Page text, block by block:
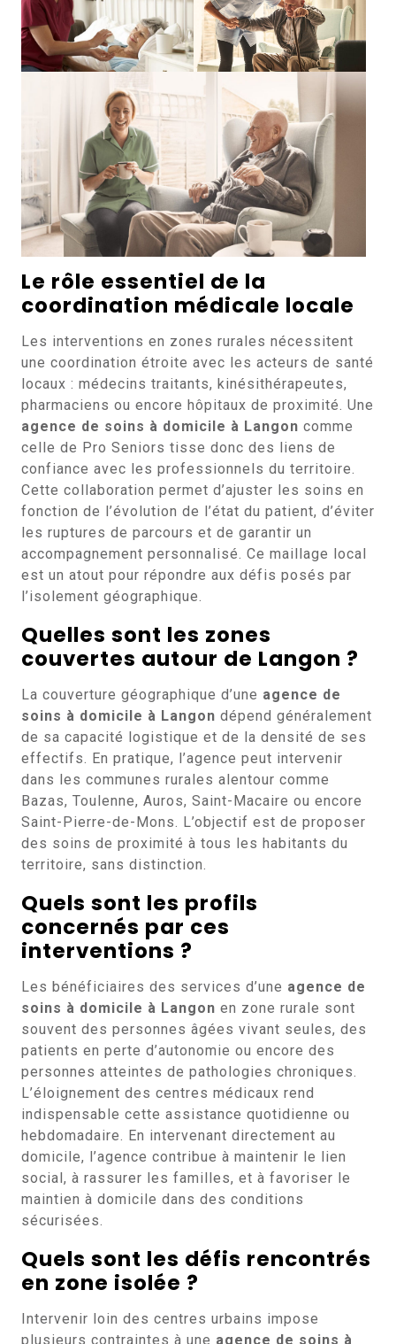
Le rôle essentiel de la
coordination médicale locale
Les interventions en zones rurales nécessitent
une coordination étroite avec les acteurs de santé
locaux : médecins traitants, kinésithérapeutes,
pharmaciens ou encore hôpitaux de proximité. Une
agence de soins à domicile à Langon comme
celle de Pro Seniors tisse donc des liens de
confiance avec les professionnels du territoire.
Cette collaboration permet d’ajuster les soins en
fonction de l’évolution de l’état du patient, d’éviter
les ruptures de parcours et de garantir un
accompagnement personnalisé. Ce maillage local
est un atout pour répondre aux défis posés par
l’isolement géographique.
Quelles sont les zones
couvertes autour de Langon ?
La couverture géographique d’une agence de
soins à domicile à Langon dépend généralement
de sa capacité logistique et de la densité de ses
effectifs. En pratique, l’agence peut intervenir
dans les communes rurales alentour comme
Bazas, Toulenne, Auros, Saint-Macaire ou encore
Saint-Pierre-de-Mons. L’objectif est de proposer
des soins de proximité à tous les habitants du
territoire, sans distinction.
Quels sont les profils
concernés par ces
interventions ?
Les bénéficiaires des services d’une agence de
soins à domicile à Langon en zone rurale sont
souvent des personnes âgées vivant seules, des
patients en perte d’autonomie ou encore des
personnes atteintes de pathologies chroniques.
L’éloignement des centres médicaux rend
indispensable cette assistance quotidienne ou
hebdomadaire. En intervenant directement au
domicile, l’agence contribue à maintenir le lien
social, à rassurer les familles, et à favoriser le
maintien à domicile dans des conditions
sécurisées.
Quels sont les défis rencontrés
en zone isolée ?
Intervenir loin des centres urbains impose
plusieurs contraintes à une agence de soins à